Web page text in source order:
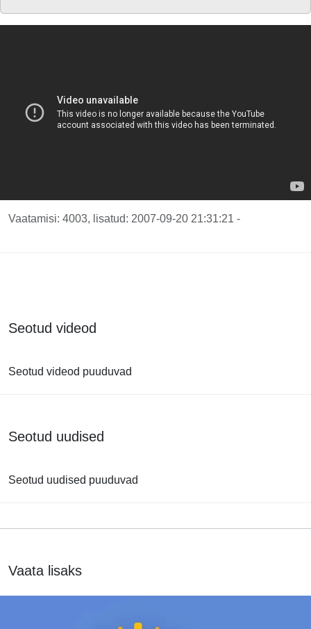
Vaatamisi: 4003, lisatud: 2007-09-20 21:31:21 -
Seotud videod
Seotud videod puuduvad
Seotud uudised
Seotud uudised puuduvad
Vaata lisaks